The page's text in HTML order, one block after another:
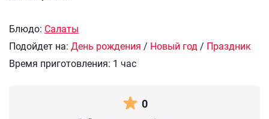
Блюдо: Салаты
Подойдет на: День рождения / Новый год / Праздник
Время приготовления: 1 час
0